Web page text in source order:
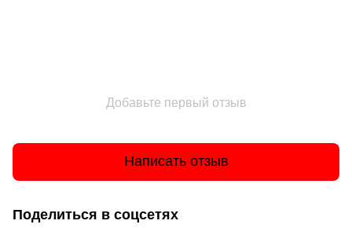
Добавьте первый отзыв
Написать отзыв
Поделиться в соцсетях